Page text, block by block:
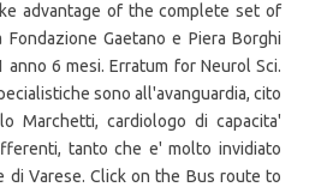
advantage of the complete set of
Gaetano e Piera Borghi
6 mesi. Erratum for Neurol Sci.
sono all'avanguardia, cito
Marchetti, cardiologo di capacita'
tanto che e' molto invidiato
di Varese. Click on the Bus route to